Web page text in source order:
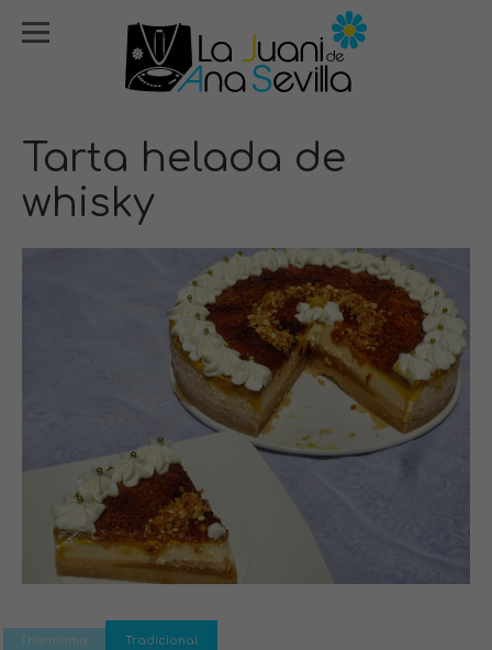
Tarta helada de
whisky
Thermomix Tradicional